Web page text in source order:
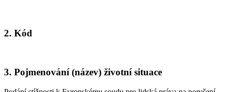
2. Kód
3. Pojmenování (název) životní situace